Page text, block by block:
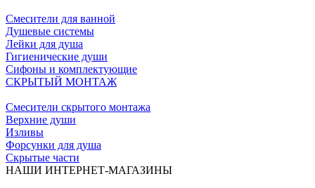
Смесители для ванной
Душевые системы
Лейки для душа
Гигиенические души
Сифоны и комплектующие
СКРЫТЫЙ МОНТАЖ
Смесители скрытого монтажа
Верхние души
Изливы
Форсунки для душа
Скрытые части
НАШИ ИНТЕРНЕТ-МАГАЗИНЫ